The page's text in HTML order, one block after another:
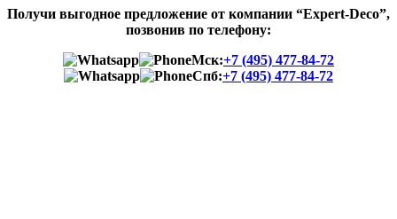
Получи выгодное предложение от компании “Expert-Deco”,
позвонив по телефону:
Мск:+7 (495) 477-84-72
Спб:+7 (495) 477-84-72